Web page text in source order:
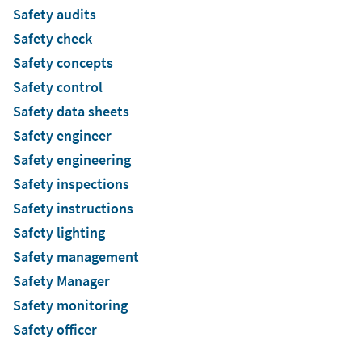
Safety audits
Safety check
Safety concepts
Safety control
Safety data sheets
Safety engineer
Safety engineering
Safety inspections
Safety instructions
Safety lighting
Safety management
Safety Manager
Safety monitoring
Safety officer